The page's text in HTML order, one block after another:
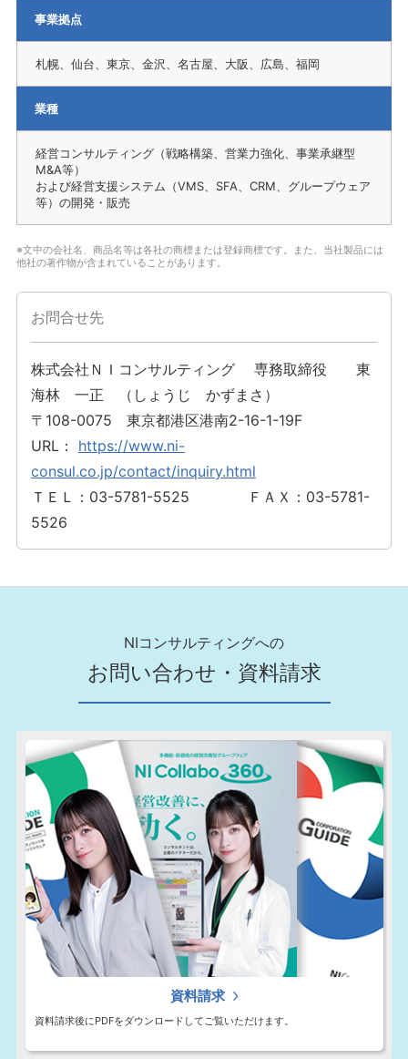
事業拠点
札幌、仙台、東京、金沢、名古屋、大阪、広島、福岡
業種
経営コンサルティング（戦略構築、営業力強化、事業承継型
M&A等）
および経営支援システム（VMS、SFA、CRM、グループウェア
等）の開発・販売
※文中の会社名、商品名等は各社の商標または登録商標です。また、当社製品には
他社の著作物が含まれていることがあります。
お問合せ先
株式会社ＮＩコンサルティング 専務取締役 東
海林 一正 （しょうじ かずまさ）
〒108-0075 東京都港区港南2-16-1-19F
URL： https://www.ni-
consul.co.jp/contact/inquiry.html
ＴＥＬ：03-5781-5525 ＦＡＸ：03-5781-
5526
NIコンサルティングへの
お問い合わせ・資料請求
資料請求
資料請求後にPDFをダウンロードしてご覧いただけます。